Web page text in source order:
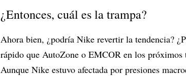
¿Entonces, cuál es la trampa?
Ahora bien, ¿podría Nike revertir la tendencia?
rápido que AutoZone o EMCOR en los próximos
Aunque Nike estuvo afectada por presiones